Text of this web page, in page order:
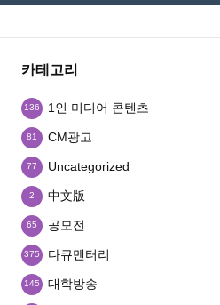
카테고리
1인 미디어 콘텐츠
136
CM광고
81
Uncategorized
77
中文版
2
공모전
65
다큐멘터리
375
대학방송
145